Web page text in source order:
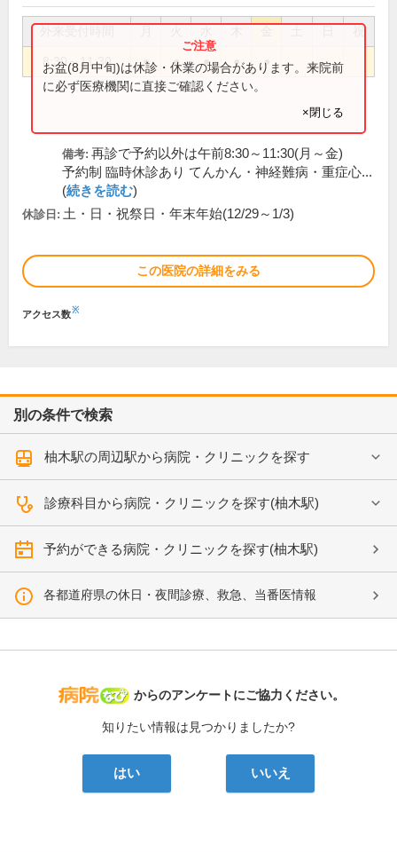
祝
8:30～11:30 ● ● ● ● ●
お盆(8月中旬)は休診・休業の場合があります。来院前
に必ず医療機関に直接ご確認ください。
×閉じる
備考: 再診で予約以外は午前8:30～11:30(月～金)
予約制 臨時休診あり てんかん・神経難病・重症心...
(続きを読む)
休診日: 土・日・祝祭日・年末年始(12/29～1/3)
この医院の詳細をみる
アクセス数※
別の条件で検索
柚木駅の周辺駅から病院・クリニックを探す
診療科目から病院・クリニックを探す(柚木駅)
予約ができる病院・クリニックを探す(柚木駅)
各都道府県の休日・夜間診療、救急、当番医情報
病院なび
からのアンケートにご協力ください。
知りたい情報は見つかりましたか?
はい いいえ